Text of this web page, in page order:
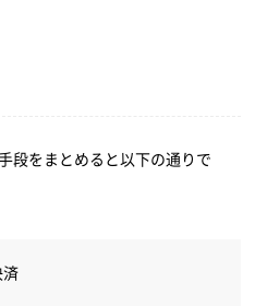
段をまとめると以下の通りで